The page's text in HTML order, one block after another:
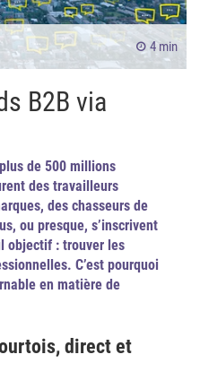
4 min
B2B via
de 500 millions
des travailleurs
des chasseurs de
ou presque, s’inscrivent
objectif : trouver les
C’est pourquoi
en matière de
direct et